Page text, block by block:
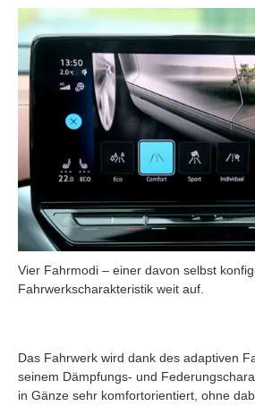
Vier Fahrmodi – einer davon selbst
Fahrwerkscharakteristik weit auf.
Das Fahrwerk wird dank des adaptiven
seinem Dämpfungs- und
in Gänze sehr komfortorientiert, ohne